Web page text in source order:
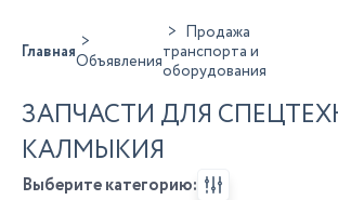
ГлавнаяОбъявления
Продажа
транспорта и
оборудования
ЗАПЧАСТИ ДЛЯ
КАЛМЫКИЯ
Выберите категорию: